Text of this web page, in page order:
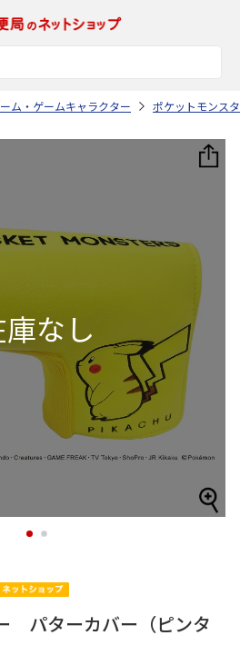
ム・ゲームキャラクター ポケットモンス
1 2
パターカバー（ピンタ